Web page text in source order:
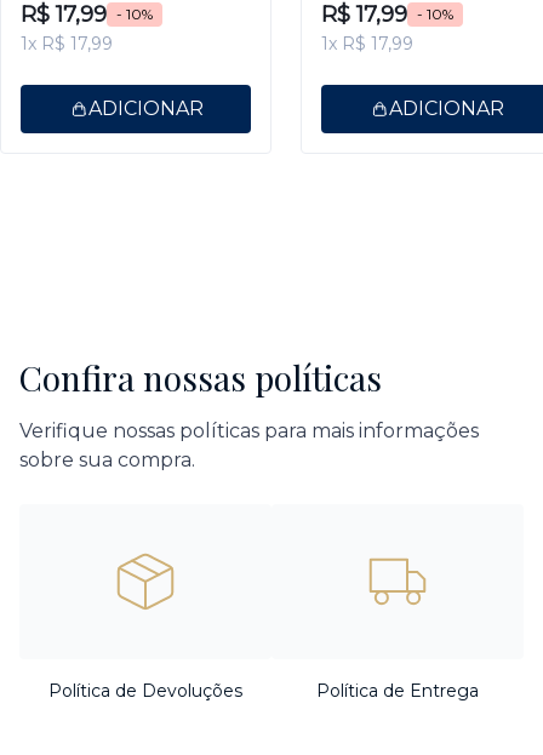
R$ 17,99 - 10%
1x R$ 17,99
ADICIONAR
R$ 17,99 - 10%
1x R$ 17,99
ADICIONAR
Confira nossas políticas
Verifique nossas políticas para mais informações
sobre sua compra.
Política de Devoluções Política de Entrega